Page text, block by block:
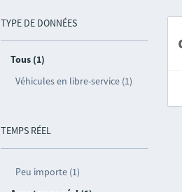
TYPE DE DONNÉES
Tous (1)
Véhicules en libre-service (1)
TEMPS RÉEL
Peu importe (1)